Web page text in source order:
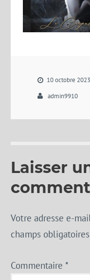
10 octobre 2023
admin9910
Laisser
Votre adresse e-
champs
Commentaire *